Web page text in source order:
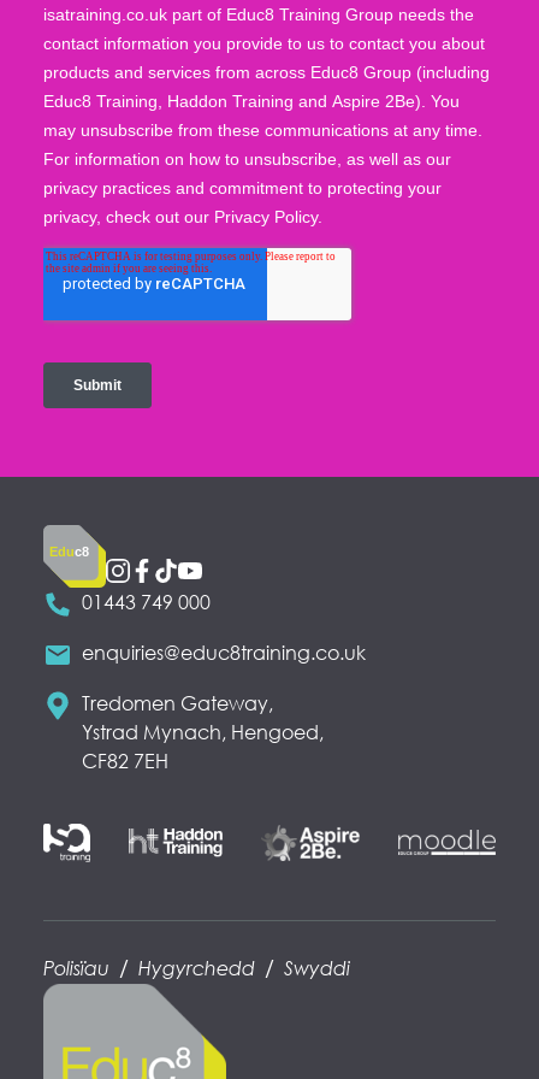
Educ8
01443 749 000
enquiries@educ8training.co.uk
Tredomen Gateway,
Ystrad Mynach, Hengoed,
CF82 7EH
Polisïau / Hygyrchedd / Swyddi